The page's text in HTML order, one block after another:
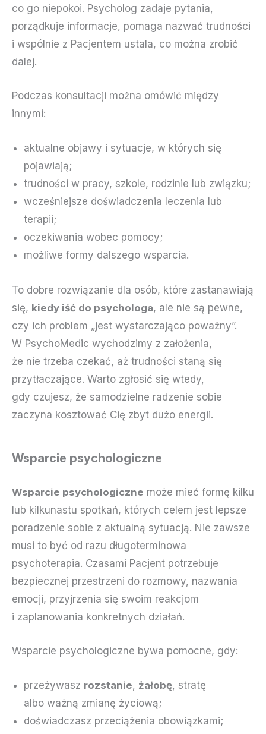
co go niepokoi. Psycholog zadaje pytania,
porządkuje informacje, pomaga nazwać trudności
i wspólnie z Pacjentem ustala, co można zrobić
dalej.
Podczas konsultacji można omówić między
innymi:
aktualne objawy i sytuacje, w których się
pojawiają;
trudności w pracy, szkole, rodzinie lub związku;
wcześniejsze doświadczenia leczenia lub
terapii;
oczekiwania wobec pomocy;
możliwe formy dalszego wsparcia.
To dobre rozwiązanie dla osób, które zastanawiają
się, kiedy iść do psychologa, ale nie są pewne,
czy ich problem „jest wystarczająco poważny”.
W PsychoMedic wychodzimy z założenia,
że nie trzeba czekać, aż trudności staną się
przytłaczające. Warto zgłosić się wtedy,
gdy czujesz, że samodzielne radzenie sobie
zaczyna kosztować Cię zbyt dużo energii.
Wsparcie psychologiczne
Wsparcie psychologiczne może mieć formę kilku
lub kilkunastu spotkań, których celem jest lepsze
poradzenie sobie z aktualną sytuacją. Nie zawsze
musi to być od razu długoterminowa
psychoterapia. Czasami Pacjent potrzebuje
bezpiecznej przestrzeni do rozmowy, nazwania
emocji, przyjrzenia się swoim reakcjom
i zaplanowania konkretnych działań.
Wsparcie psychologiczne bywa pomocne, gdy:
przeżywasz rozstanie, żałobę, stratę
albo ważną zmianę życiową;
doświadczasz przeciążenia obowiązkami;